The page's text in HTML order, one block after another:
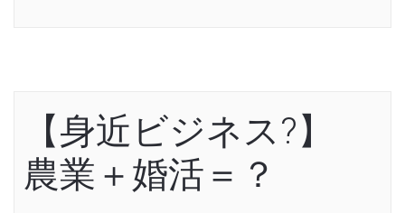
【身近ビジネス?】
農業＋婚活＝？